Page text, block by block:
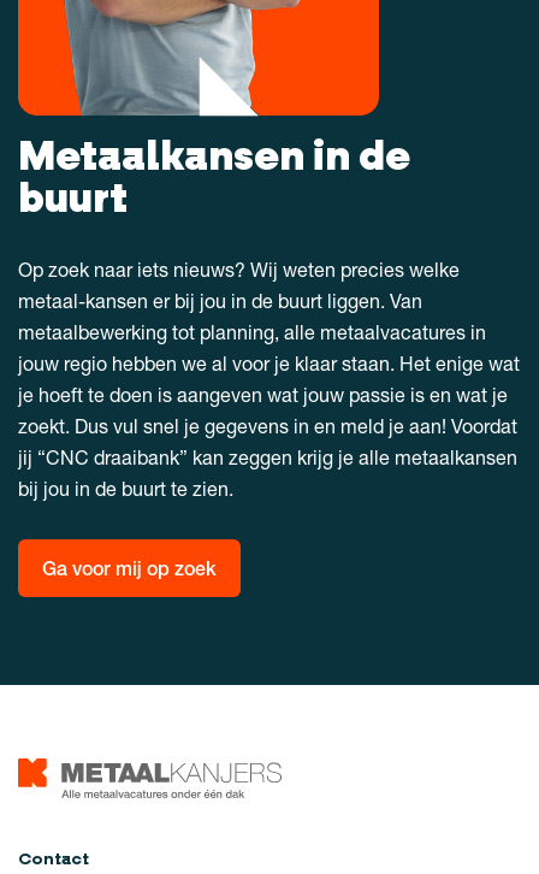
Metaalkansen in de
buurt
Op zoek naar iets nieuws? Wij weten precies welke
metaal-kansen er bij jou in de buurt liggen. Van
metaalbewerking tot planning, alle metaalvacatures in
jouw regio hebben we al voor je klaar staan. Het enige wat
je hoeft te doen is aangeven wat jouw passie is en wat je
zoekt. Dus vul snel je gegevens in en meld je aan! Voordat
jij “CNC draaibank” kan zeggen krijg je alle metaalkansen
bij jou in de buurt te zien.
Ga voor mij op zoek
Contact